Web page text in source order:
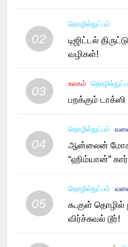
02
தொழில்நுட்பம்
டிஜிட்டல்
வழிகள்!
03
உலகம்
பறக்கும்
04
தொழில்நுட்பம்
ஆன்லைன்
“ஹிம்யான்”
05
தொழில்நுட்பம்
கூகுள் தொழில்
விர்ச்சுவல் டூர்!